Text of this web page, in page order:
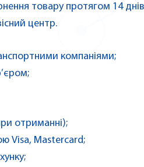
товару протягом 14
центр.
компаніями;
отриманні);
Visa, Mastercard;